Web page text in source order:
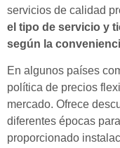
servicios de calidad
el tipo de servicio y
según la
En algunos países
política de precios
mercado. Ofrece
diferentes épocas
proporcionado